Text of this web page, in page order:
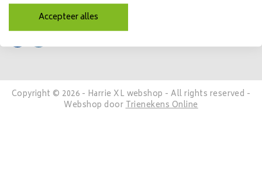
Volg ons
Copyright © 2026 - Harrie XL webshop - All rights reserved -
Webshop doorTrienekens Online
Accepteer alles